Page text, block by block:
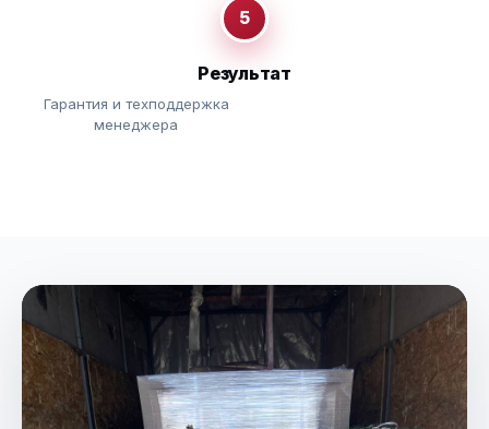
5
Результат
Гарантия и техподдержка
менеджера